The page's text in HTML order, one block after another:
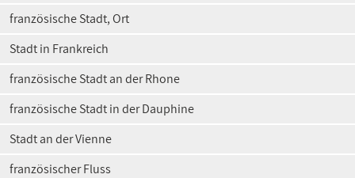
französische Stadt, Ort
Stadt in Frankreich
französische Stadt an der Rhone
französische Stadt in der Dauphine
Stadt an der Vienne
französischer Fluss